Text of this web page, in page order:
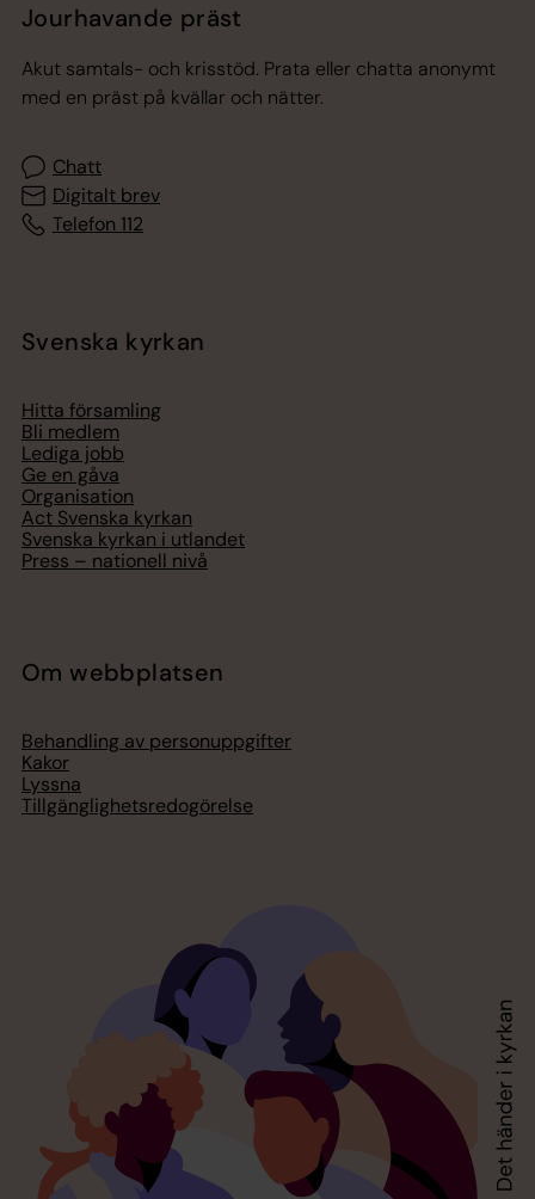
Jourhavande präst
Akut samtals- och krisstöd. Prata eller chatta anonymt
med en präst på kvällar och nätter.
Chatt
Digitalt brev
Telefon 112
Svenska kyrkan
Hitta församling
Bli medlem
Lediga jobb
Ge en gåva
Organisation
Act Svenska kyrkan
Svenska kyrkan i utlandet
Press – nationell nivå
Om webbplatsen
Behandling av personuppgifter
Kakor
Lyssna
Tillgänglighetsredogörelse